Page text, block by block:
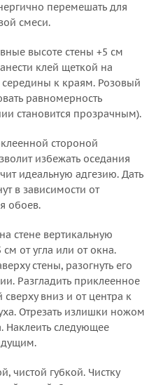
перемешать для
смеси.
высоте стены +5 см
клей щеткой на
середины к краям. Розовый
равномерность
становится прозрачным).
стороной
избежать оседания
идеальную адгезию. Дать
в зависимости от
обоев.
стене вертикальную
от угла или от окна.
стены, разогнуть его
Разгладить приклеенное
вниз и от центра к
Отрезать излишки ножом
Наклеить следующее
чистой губкой. Чистку